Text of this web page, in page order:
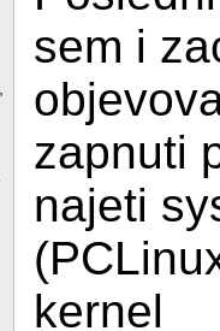
sem i
zapnuti
najeti
kernel